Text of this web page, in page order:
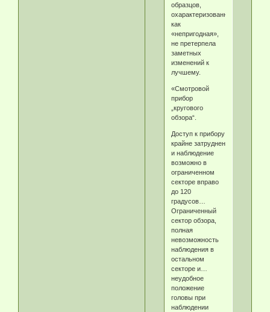
образцов,
охарактеризованная
как
«непригодная»,
не претерпела
заметных
изменений к
лучшему.
«Смотровой
прибор
„кругового
обзора“.
Доступ к прибору
крайне затруднен
и наблюдение
возможно в
ограниченном
секторе вправо
до 120
градусов…
Ограниченный
сектор обзора,
полная
невозможность
наблюдения в
остальном
секторе и…
неудобное
положение
головы при
наблюдении